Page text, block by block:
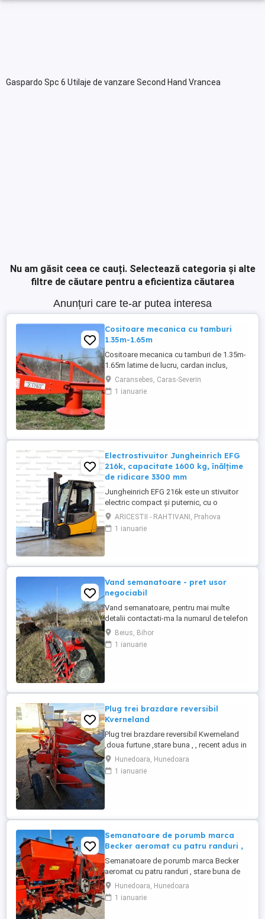
Gaspardo Spc 6 Utilaje de vanzare Second Hand Vrancea
Nu am găsit ceea ce cauți. Selectează categoria și alte
filtre de căutare pentru a eficientiza căutarea
Anunțuri care te-ar putea interesa
Cositoare mecanica cu tamburi
1.35m-1.65m
Cositoare mecanica cu tamburi de 1.35m-
1.65m latime de lucru, cardan inclus,
prelata, cheie de cutite Transport in toate
judetele
Caransebes, Caras-Severin
1 ianuarie
Electrostivuitor Jungheinrich EFG
216k, capacitate 1600 kg, înălțime
de ridicare 3300 mm
Jungheinrich EFG 216k este un stivuitor
electric compact și puternic, cu o
capacitate de ridicare de 1600 kg, echipat
cu un catarg duplex (ZT) cu înălțime de
ridicare de 3300 mm, fără ridicare liberă,
de o baterie plumb-acid ...
ARICESTII - RAHTIVANI, Prahova
1 ianuarie
Vand semanatoare - pret usor
negociabil
Vand semanatoare, pentru mai multe
detalii contactati-ma la numarul de telefon
0733666840. Pretul este usor negociabil.
Beius, Bihor
1 ianuarie
Plug trei brazdare reversibil
Kverneland
Plug trei brazdare reversibil Kwerneland
,doua furtune ,stare buna , , recent adus in
tara .Hunedoara, Hunedoara
1 ianuarie
Semanatoare de porumb marca
Becker aeromat cu patru randuri ,
Semanatoare de porumb marca Becker
aeromat cu patru randuri , stare buna de
functionare , toate patinele noi ,cauciucuri
noi , , vezi poza , recent adusa !
Hunedoara, Hunedoara
1 ianuarie